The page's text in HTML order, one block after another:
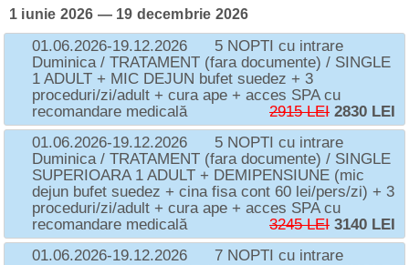
1 iunie 2026 — 19 decembrie 2026
01.06.2026-19.12.2026
5 NOPTI cu intrare
Duminica / TRATAMENT (fara documente) / SINGLE
1 ADULT + MIC DEJUN bufet suedez + 3
proceduri/zi/adult + cura ape + acces SPA cu
recomandare medicală
2915 LEI 2830 LEI
01.06.2026-19.12.2026
5 NOPTI cu intrare
Duminica / TRATAMENT (fara documente) / SINGLE
SUPERIOARA 1 ADULT + DEMIPENSIUNE (mic
dejun bufet suedez + cina fisa cont 60 lei/pers/zi) + 3
proceduri/zi/adult + cura ape + acces SPA cu
recomandare medicală
3245 LEI 3140 LEI
01.06.2026-19.12.2026
7 NOPTI cu intrare